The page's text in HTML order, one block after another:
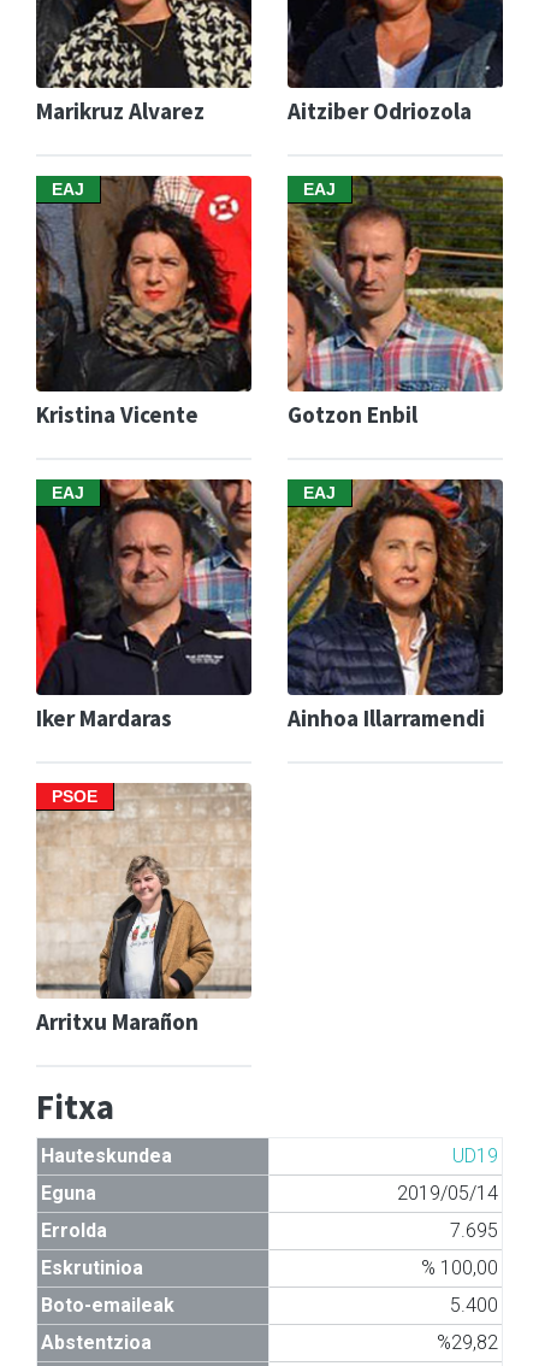
Marikruz Alvarez Aitziber Odriozola
EAJ
Kristina Vicente
EAJ
Gotzon Enbil
EAJ
Iker Mardaras
EAJ
Ainhoa Illarramendi
PSOE
Arritxu Marañon
Fitxa
Hauteskundea
UD19
Eguna
2019/05/14
Errolda
7.695
Eskrutinioa
% 100,00
Boto-emaileak
5.400
Abstentzioa
%29,82